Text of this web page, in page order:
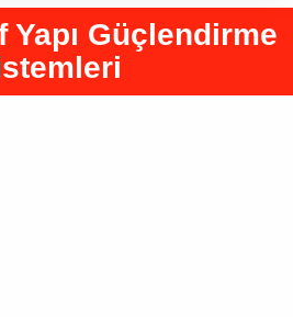
Yapı Güçlendirme